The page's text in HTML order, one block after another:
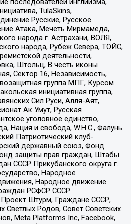
последователей инглиизма,
TulaSkins,
Русские, Русское
Атака, Мечеть Мирмамеда,
народа г. Астрахани, ВОЛЯ,
народа, Рубеж Севера, ТОЙС,
деятельности,
Штольц, В честь иконы
Сектор 16, Независимость,
группа МПГ, Курсом
инициативная группа,
Сил Руси, Алля-Аят,
Ак Умут, Русская
уголовное единство,
Нация и свобода, W.H.С., Фалунь
Патриотический клуб-
державный союз, Фонд
защиты прав граждан, Штабы
СССР Прикубанского округа г.
Народное
Народное движение
РСФСР СССР
Проект Штурм, Граждане СССР,
Светлых Родов, Совет Советских
Meta Platforms Inc, Facebook,